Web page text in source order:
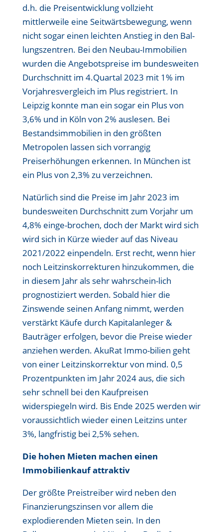
d.h. die Preisentwicklung vollzieht
mittlerweile eine Seitwärtsbewegung, wenn
nicht sogar einen leichten Anstieg in den Bal-
lungszentren. Bei den Neubau-Immobilien
wurden die Angebotspreise im bundesweiten
Durchschnitt im 4.Quartal 2023 mit 1% im
Vorjahresvergleich im Plus registriert. In
Leipzig konnte man ein sogar ein Plus von
3,6% und in Köln von 2% auslesen. Bei
Bestandsimmobilien in den größten
Metropolen lassen sich vorrangig
Preiserhöhungen erkennen. In München ist
ein Plus von 2,3% zu verzeichnen.
Natürlich sind die Preise im Jahr 2023 im
bundesweiten Durchschnitt zum Vorjahr um
4,8% einge-brochen, doch der Markt wird sich
wird sich in Kürze wieder auf das Niveau
2021/2022 einpendeln. Erst recht, wenn hier
noch Leitzinskorrekturen hinzukommen, die
in diesem Jahr als sehr wahrschein-lich
prognostiziert werden. Sobald hier die
Zinswende seinen Anfang nimmt, werden
verstärkt Käufe durch Kapitalanleger &
Bauträger erfolgen, bevor die Preise wieder
anziehen werden. AkuRat Immo-bilien geht
von einer Leitzinskorrektur von mind. 0,5
Prozentpunkten im Jahr 2024 aus, die sich
sehr schnell bei den Kaufpreisen
widerspiegeln wird. Bis Ende 2025 werden wir
voraussichtlich wieder einen Leitzins unter
3%, langfristig bei 2,5% sehen.
Die hohen Mieten machen einen
Immobilienkauf attraktiv
Der größte Preistreiber wird neben den
Finanzierungszinsen vor allem die
explodierenden Mieten sein. In den